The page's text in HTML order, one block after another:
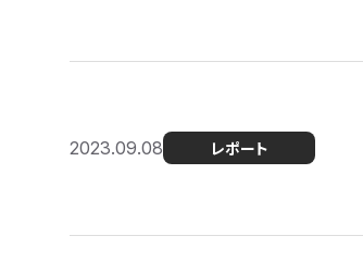
2023.09.08 レポート